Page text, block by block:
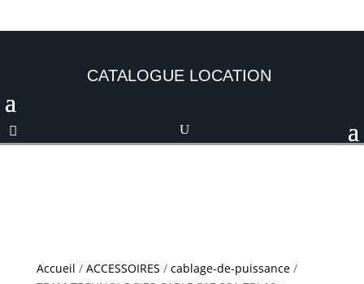
CATALOGUE LOCATION
Accueil / ACCESSOIRES / cablage-de-puissance/